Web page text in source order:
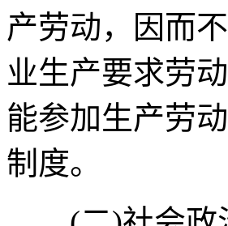
产劳动，因而
业生产要求劳
能参加生产劳
制度。